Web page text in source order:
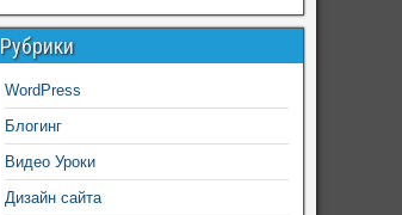
Рубрики
WordPress
Блогинг
Видео Уроки
Дизайн сайта